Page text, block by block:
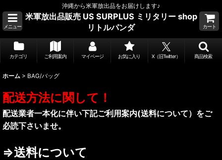
沖縄から米軍放出品をお届けします♪
メニュー
米軍放出品販売 US SURPLUS ミリタリー shop
リトルパンダ
カート
カテゴリ ご利用案内 マイページ お気に入り X（旧Twitter） 商品検索
ホーム > BAG/バッグ
配送方法に関して！
配送業者一本化に伴い下記ご利用案内(送料について）をご
必読下さいませ。
⇒送料について